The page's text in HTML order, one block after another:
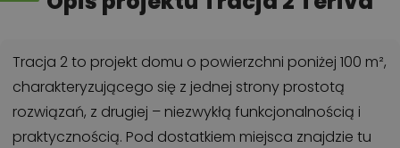
Tracja 2 to projekt domu o powierzchni poniżej 100 m²,
charakteryzującego się z jednej strony prostotą
rozwiązań, z drugiej – niezwykłą funkcjonalnością i
praktycznością. Pod dostatkiem miejsca znajdzie tu